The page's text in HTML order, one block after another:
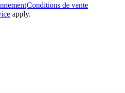
Conditions de vente
apply.